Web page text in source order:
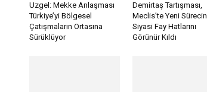
Uzgel: Mekke Anlaşması
Türkiye’yi Bölgesel
Çatışmaların Ortasına
Sürüklüyor
Demirtaş Tartışması,
Meclis’te Yeni Sürecin
Siyasi Fay Hatlarını
Görünür Kıldı